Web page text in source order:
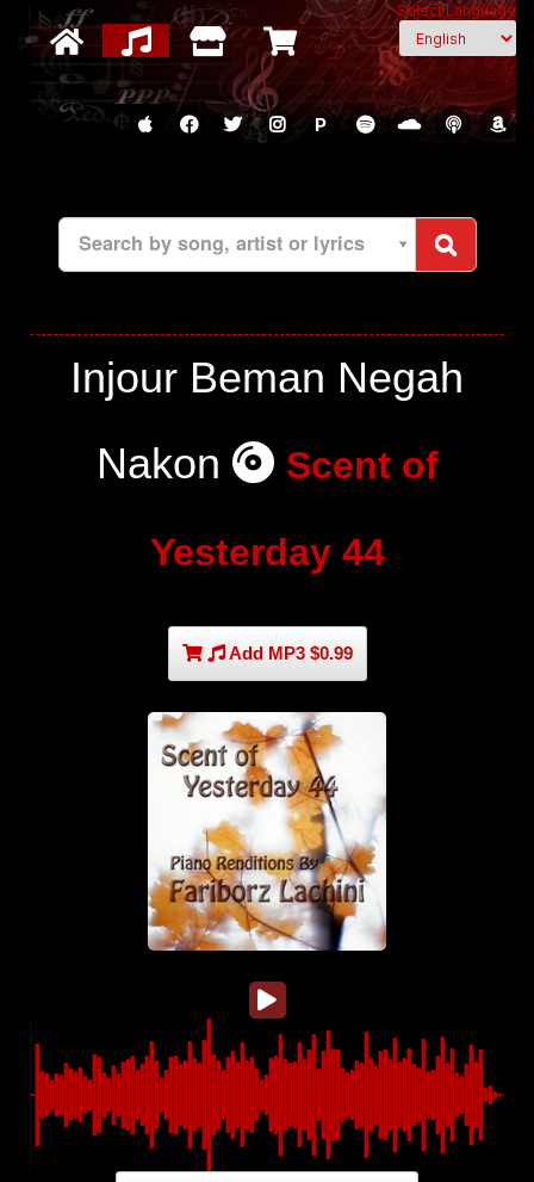
Select Language
P
Search by song, artist or lyrics
Injour Beman Negah
Nakon
Scent of
Yesterday 44
Add MP3 $0.99